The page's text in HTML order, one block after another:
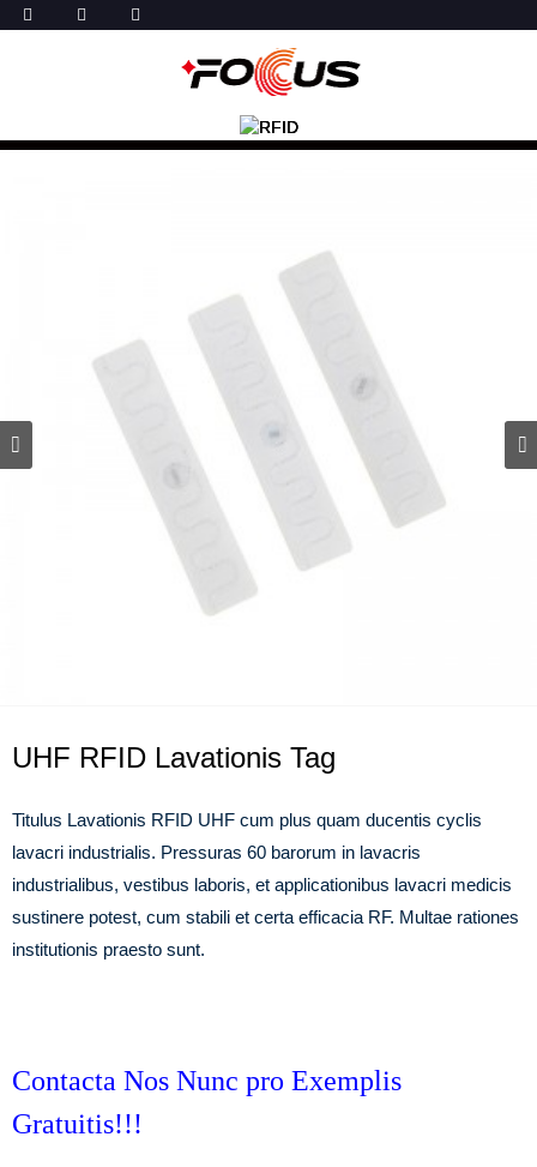
UHF RFID Lavationis Tag
Titulus Lavationis RFID UHF cum plus quam ducentis cyclis
lavacri industrialis. Pressuras 60 barorum in lavacris
industrialibus, vestibus laboris, et applicationibus lavacri medicis
sustinere potest, cum stabili et certa efficacia RF. Multae rationes
institutionis praesto sunt.
Contacta Nos Nunc pro Exemplis
Gratuitis!!!